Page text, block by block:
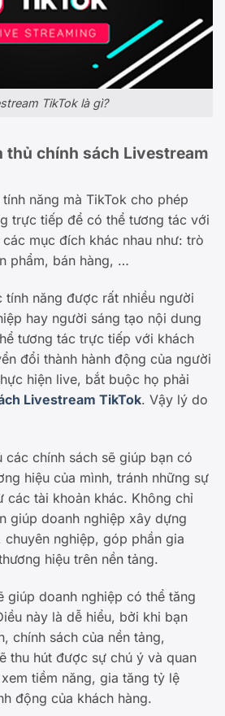
TikTok là gì?
thủ chính sách Livestream
năng mà TikTok cho phép
trực tiếp để có thể tương tác với
mục đích khác nhau như: trò
phẩm, bán hàng, …
năng được rất nhiều người
hay người sáng tạo nội dung
tương tác trực tiếp với khách
đổi thành hành động của người
hiện live, bắt buộc họ phải
Livestream TikTok. Vậy lý do
các chính sách sẽ giúp bạn có
hiệu của mình, tránh những sự
các tài khoản khác. Không chỉ
giúp doanh nghiệp xây dựng
nghiệp, góp phần gia
hiệu trên nền tảng.
giúp doanh nghiệp có thể tăng
này là dễ hiểu, bởi khi bạn
chính sách của nền tảng,
thu hút được sự chú ý và quan
tiềm năng, gia tăng tỷ lệ
động của khách hàng.